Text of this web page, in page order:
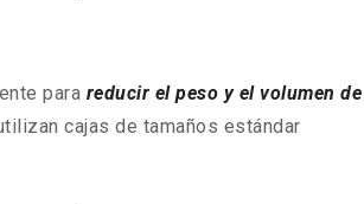
para reducir el peso y el volumen de
cajas de tamaños estándar